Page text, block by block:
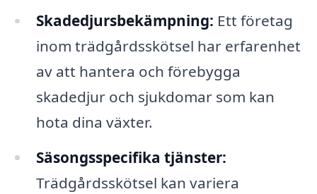
Skadedjursbekämpning: Ett företag
inom trädgårdsskötsel har erfarenhet
av att hantera och förebygga
skadedjur och sjukdomar som kan
hota dina växter.
Säsongsspecifika tjänster:
Trädgårdsskötsel kan variera